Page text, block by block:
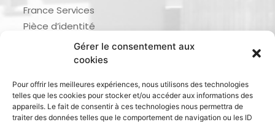
Gérer le consentement aux
cookies
Pour offrir les meilleures expériences, nous utilisons des technologies
telles que les cookies pour stocker et/ou accéder aux informations des
appareils. Le fait de consentir à ces technologies nous permettra de
traiter des données telles que le comportement de navigation ou les ID
France Services
Pièce d’identité
Demande d’actes d’état civil
Inscription listes électorales
Recensement militaire